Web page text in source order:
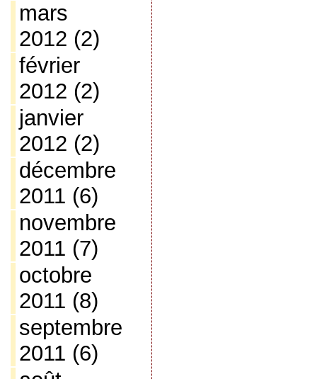
mars
2012 (2)
février
2012 (2)
janvier
2012 (2)
décembre
2011 (6)
novembre
2011 (7)
octobre
2011 (8)
septembre
2011 (6)